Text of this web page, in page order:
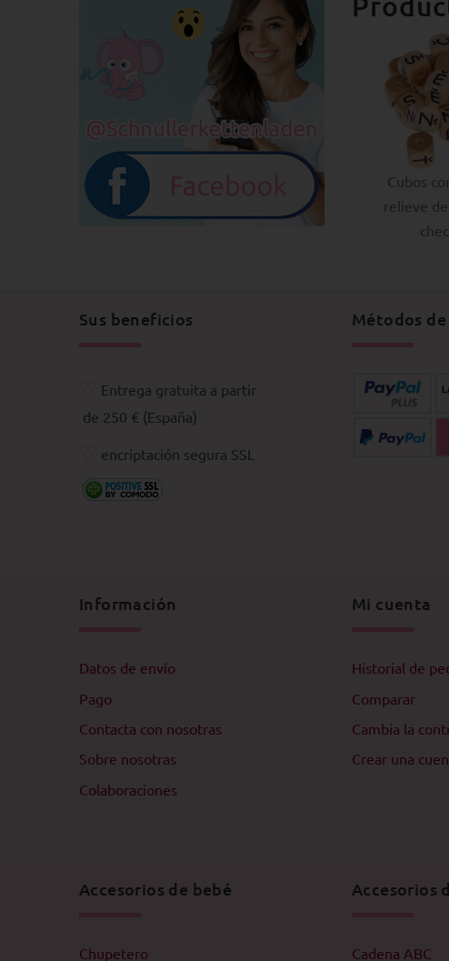
Cubos
relieve
Sus beneficios
Entrega gratuita a partir
de 250 € (España)
encriptación segura SSL
Métodos
Información
Datos de envío
Pago
Contacta con nosotras
Sobre nosotras
Colaboraciones
Mi cuenta
Historial de
Comparar
Cambia la
Crear una
Accesorios de bebé
Chupetero
Accesorios
Cadena ABC